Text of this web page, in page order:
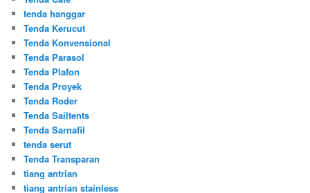
tenda hanggar
Tenda Kerucut
Tenda Konvensional
Tenda Parasol
Tenda Plafon
Tenda Proyek
Tenda Roder
Tenda Sailtents
Tenda Sarnafil
tenda serut
Tenda Transparan
tiang antrian
tiang antrian stainless